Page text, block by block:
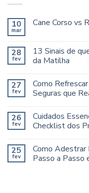
10
mar
Cane Corso vs
28
fev
13 Sinais de
da Matilha
27
fev
Como
Seguras que
26
fev
Cuidados
Checklist dos
25
fev
Como
Passo a Passo